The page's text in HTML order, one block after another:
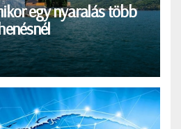
egy nyaralás több